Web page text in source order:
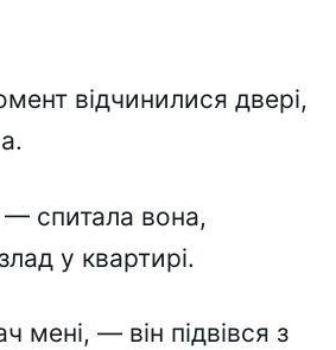
відчинилися двері,
спитала вона,
у квартирі.
мені, — він підвівся з